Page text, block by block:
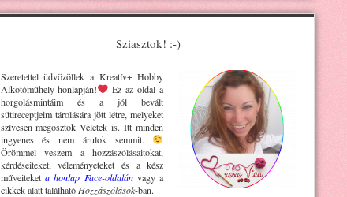
Sziasztok! :-)
Szeretettel üdvözöllek a Kreatív+ Hobby
Alkotóműhelyhonlapján!
Ez az oldal a
horgolásmintáim és a jól bevált
sütireceptjeim tárolására jött létre, melyeket
szívesen megosztok Veletek is. Itt minden
ingyenes és nem árulok semmit.
Örömmel veszem a hozzászólásaitokat,
kérdéseiteket, véleményeteket és a kész
műveiteket a honlap Face-oldalánvagy a
cikkek alatt található Hozzászólások-ban.